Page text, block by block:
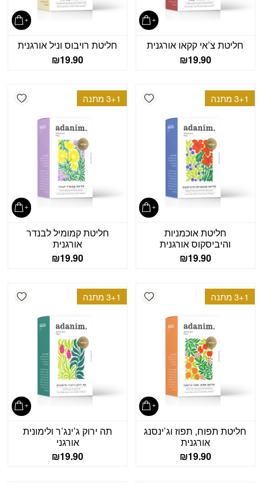
חליטת צ’אי קקאו אורגנית
₪19.90
חליטת רויבוס וניל אורגנית
₪19.90
Add wishlist 3+1 מתנה
חליטת אוכמניות
והיביסקוס אורגנית
₪19.90
3+1 מתנה
חליטת קמומיל לבנדר
אורגנית
₪19.90
Add wishlist 3+1 מתנה
חליטת תפוח, תפוז וג’ינסנג
אורגנית
₪19.90
3+1 מתנה
תה ירוק ג’ינג’ר ולימונית
אורגני
₪19.90